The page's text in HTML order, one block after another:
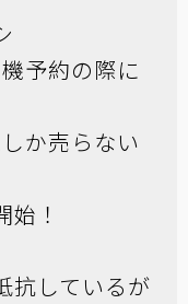
予約の際に
か売らない
始！
抗しているが